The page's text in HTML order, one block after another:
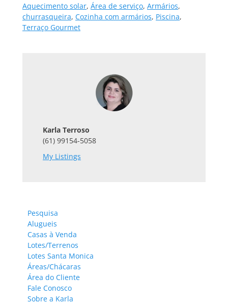
Aquecimento solar, Área de serviço, Armários,
churrasqueira, Cozinha com armários, Piscina,
Terraço Gourmet
Karla Terroso
(61) 99154-5058
My Listings
Pesquisa
Alugueis
Casas à Venda
Lotes/Terrenos
Lotes Santa Monica
Áreas/Chácaras
Área do Cliente
Fale Conosco
Sobre a Karla